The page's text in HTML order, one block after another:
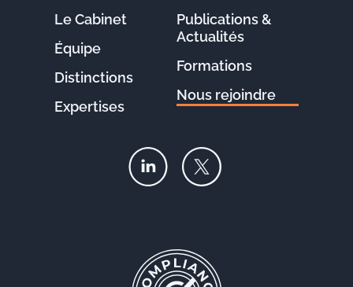
Le Cabinet
Équipe
Distinctions
Expertises
Publications &
Actualités
Formations
Nous rejoindre